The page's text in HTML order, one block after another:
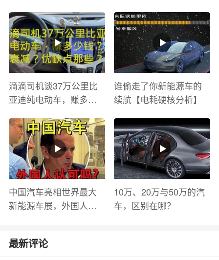
滴滴司机谈37万公里比
亚迪纯电动车，赚多少
有哪些？
谁偷走了你新能源车的
续航【电耗硬核分析】
中国汽车亮相世界最大
新能源车展，外国人怎
10万、20万与50万的汽
车，区别在哪？
最新评论